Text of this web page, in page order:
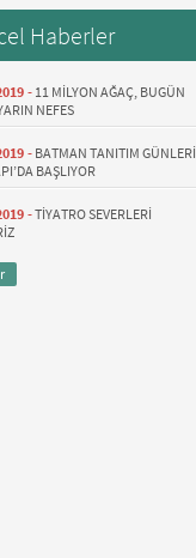
Haberler
- 11 MİLYON AĞAÇ, BUGÜN
NEFES
- BATMAN TANITIM GÜNLERİ
BAŞLIYOR
-TİYATRO SEVERLERİ